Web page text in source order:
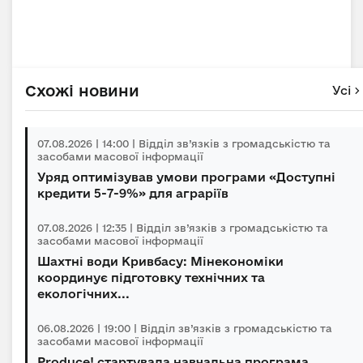
Схожі новини Усі
07.08.2026 | 14:00 | Відділ зв’язків з громадськістю та
засобами масової інформації
Уряд оптимізував умови програми «Доступні
кредити 5-7-9%» для аграріїв
07.08.2026 | 12:35 | Відділ зв’язків з громадськістю та
засобами масової інформації
Шахтні води Кривбасу: Мінекономіки
координує підготовку технічних та
екологічних...
06.08.2026 | 19:00 | Відділ зв’язків з громадськістю та
засобами масової інформації